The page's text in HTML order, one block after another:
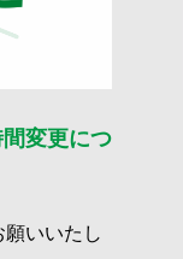
間変更につ
いいたし